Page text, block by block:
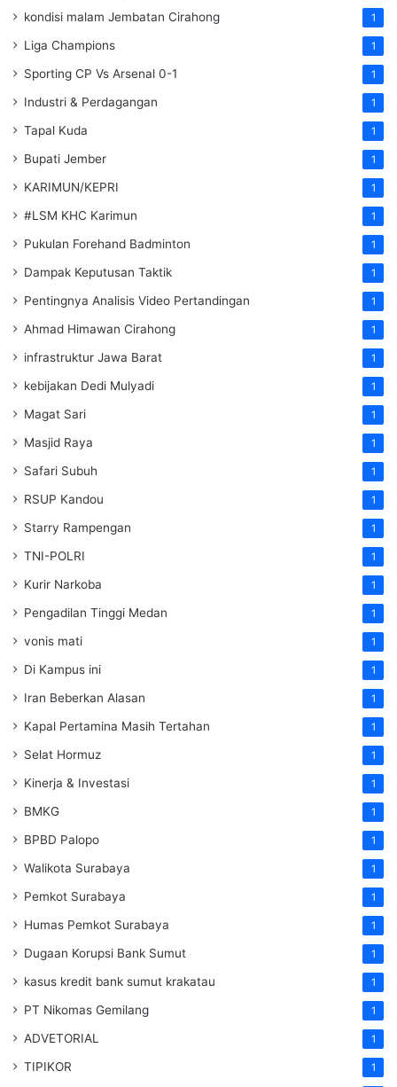
kondisi malam Jembatan Cirahong 1
Liga Champions 1
Sporting CP Vs Arsenal 0-1 1
Industri & Perdagangan 1
Tapal Kuda 1
Bupati Jember 1
KARIMUN/KEPRI 1
#LSM KHC Karimun 1
Pukulan Forehand Badminton 1
Dampak Keputusan Taktik 1
Pentingnya Analisis Video Pertandingan 1
Ahmad Himawan Cirahong 1
infrastruktur Jawa Barat 1
kebijakan Dedi Mulyadi 1
Magat Sari 1
Masjid Raya 1
Safari Subuh 1
RSUP Kandou 1
Starry Rampengan 1
TNI-POLRI 1
Kurir Narkoba 1
Pengadilan Tinggi Medan 1
vonis mati 1
Di Kampus ini 1
Iran Beberkan Alasan 1
Kapal Pertamina Masih Tertahan 1
Selat Hormuz 1
Kinerja & Investasi 1
BMKG 1
BPBD Palopo 1
Walikota Surabaya 1
Pemkot Surabaya 1
Humas Pemkot Surabaya 1
Dugaan Korupsi Bank Sumut 1
kasus kredit bank sumut krakatau 1
PT Nikomas Gemilang 1
ADVETORIAL 1
TIPIKOR 1